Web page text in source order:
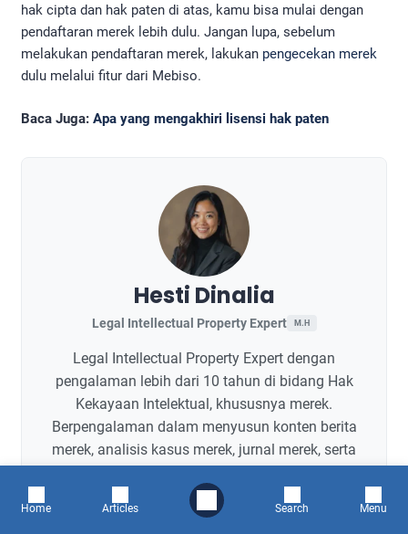
hak cipta dan hak paten di atas, kamu bisa mulai dengan
pendaftaran merek lebih dulu. Jangan lupa, sebelum
melakukan pendaftaran merek, lakukan pengecekan merek
dulu melalui fitur dari Mebiso.
Baca Juga: Apa yang mengakhiri lisensi hak paten
Hesti Dinalia
Legal Intellectual Property Expert M.H
Legal Intellectual Property Expert dengan
pengalaman lebih dari 10 tahun di bidang Hak
Kekayaan Intelektual, khususnya merek.
Berpengalaman dalam menyusun konten berita
merek, analisis kasus merek, jurnal merek, serta
permohonan merek untuk mendukung
pemahaman dan kebutuhan pelaku usaha.
Home Articles Search Menu